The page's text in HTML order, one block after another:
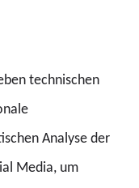
technischen
Analyse der
Media, um